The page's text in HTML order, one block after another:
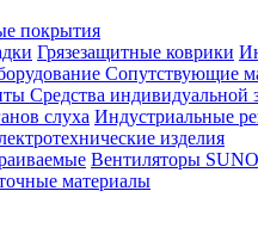
покрытия
Грязезащитные коврики
Сопутствующие
Средства индивидуальной
слуха Индустриальные
изделия
Вентиляторы
материалы